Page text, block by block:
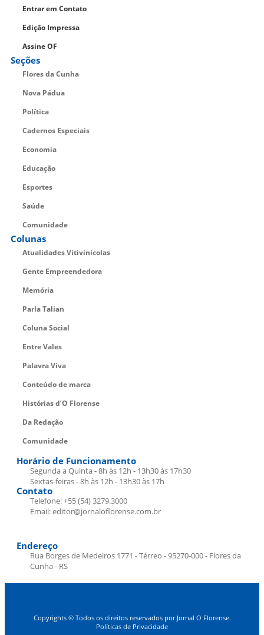
Entrar em Contato
Edição Impressa
Assine OF
Seções
Flores da Cunha
Nova Pádua
Política
Cadernos Especiais
Economia
Educação
Esportes
Saúde
Comunidade
Colunas
Atualidades Vitivinícolas
Gente Empreendedora
Memória
Parla Talian
Coluna Social
Entre Vales
Palavra Viva
Conteúdo de marca
Histórias d’O Florense
Da Redação
Comunidade
Horário de Funcionamento
Segunda a Quinta - 8h às 12h - 13h30 às 17h30
Sextas-feiras - 8h às 12h - 13h30 às 17h
Contato
Telefone: +55 (54) 3279.3000
Email: editor@jornaloflorense.com.br
Endereço
Rua Borges de Medeiros 1771 - Térreo - 95270-000 - Flores da
Cunha - RS
Copyrights © Todos os direitos reservados por Jornal O Florense.
Políticas de Privacidade